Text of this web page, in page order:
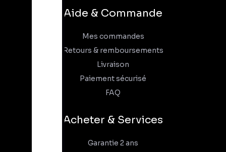
Aide & Commande
Mes commandes
Retours & remboursements
Livraison
Paiement sécurisé
FAQ
Acheter & Services
Garantie 2 ans